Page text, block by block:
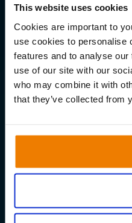
This website uses cookies
Cookies are important to
use cookies to personalise
features and to analyse
use of our site with our
who may combine it with
that they’ve collected from